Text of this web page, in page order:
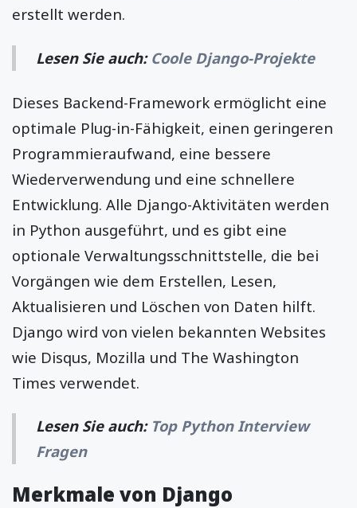
erstellt werden.
Lesen Sie auch: Coole Django-Projekte
Dieses Backend-Framework ermöglicht eine
optimale Plug-in-Fähigkeit, einen geringeren
Programmieraufwand, eine bessere
Wiederverwendung und eine schnellere
Entwicklung. Alle Django-Aktivitäten werden
in Python ausgeführt, und es gibt eine
optionale Verwaltungsschnittstelle, die bei
Vorgängen wie dem Erstellen, Lesen,
Aktualisieren und Löschen von Daten hilft.
Django wird von vielen bekannten Websites
wie Disqus, Mozilla und The Washington
Times verwendet.
Lesen Sie auch: Top Python Interview
Fragen
Merkmale von Django